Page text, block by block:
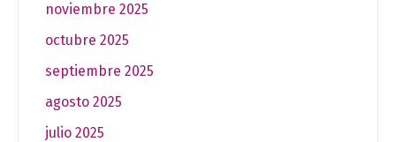
noviembre 2025
octubre 2025
septiembre 2025
agosto 2025
julio 2025